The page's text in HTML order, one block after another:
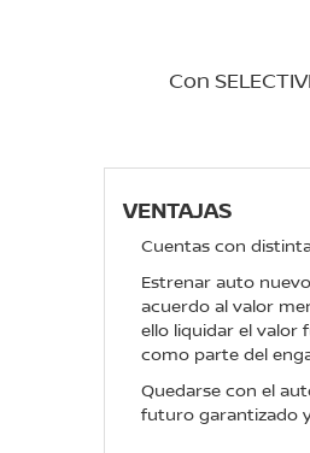
Con
VENTAJAS
Cuentas con
Estrenar auto
acuerdo al valor
ello liquidar el valor
como parte del
Quedarse con el
futuro garantizado